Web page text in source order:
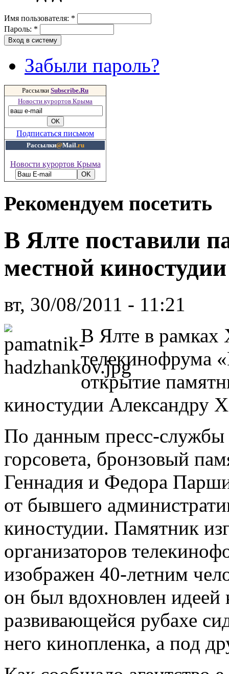
Имя пользователя: *
Пароль: *
Забыли пароль?
Рассылки Subscribe.Ru
Новости курортов Крыма
Подписаться письмом
Рассылки@Mail.ru
Новости курортов Крыма
Рекомендуем посетить
В Ялте поставили
местной киностудии
вт, 30/08/2011 - 11:21
В Ялте в
телекинофрума
открытие
киностудии Александру
По данным пресс-службы
горсовета, бронзовый
Геннадия и Федора
от бывшего
киностудии. Памятник
организаторов
изображен 40-летним
он был вдохновлен идеей
развивающейся рубахе
него кинопленка, а под